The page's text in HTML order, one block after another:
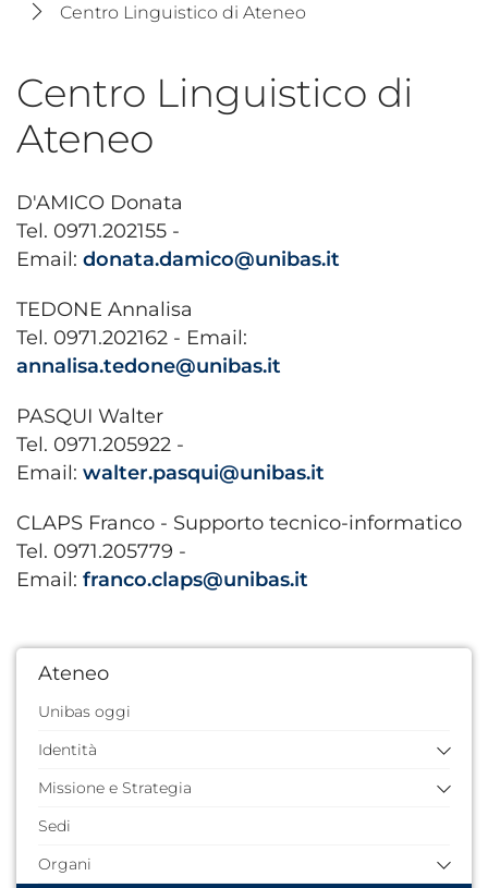
Centro Linguistico di Ateneo
Centro Linguistico di
Ateneo
D'AMICO Donata
Tel. 0971.202155 -
Email: donata.damico@unibas.it
TEDONE Annalisa
Tel. 0971.202162 - Email:
annalisa.tedone@unibas.it
PASQUI Walter
Tel. 0971.205922 -
Email: walter.pasqui@unibas.it
CLAPS Franco - Supporto tecnico-informatico
Tel. 0971.205779 -
Email: franco.claps@unibas.it
Ateneo
Unibas oggi
Identità
Storia dell'Ateneo
Quarantennale
Missione e Strategia
Missione e valori
Piano Strategico 2024/2026
Documenti di pianificazione e strategici
Sedi
Organi